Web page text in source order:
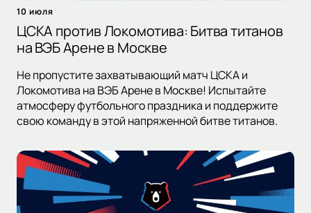
10 июля
ЦСКА против Локомотива: Битва титанов
на ВЭБ Арене в Москве
Не пропустите захватывающий матч ЦСКА и
Локомотива на ВЭБ Арене в Москве! Испытайте
атмосферу футбольного праздника и поддержите
свою команду в этой напряженной битве титанов.